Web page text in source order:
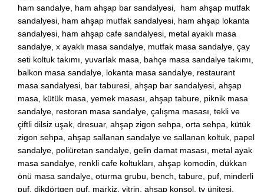
ham sandalye, ham ahşap bar sandalyesi, ham ahşap mutfak
sandalyesi, ham ahşap mutfak sandalyesi, ham ahşap lokanta
sandalyesi, ham ahşap cafe sandalyesi, metal ayaklı masa
sandalye, x ayaklı masa sandalye, mutfak masa sandalye, çay
seti koltuk takımı, yuvarlak masa, bahçe masa sandalye takımı,
balkon masa sandalye, lokanta masa sandalye, restaurant
masa sandalyesi, bar taburesi, ahşap bar sandalyesi, ahşap
masa, kütük masa, yemek masası, ahşap tabure, piknik masa
sandalye, restoran masa sandalye, çalışma masası, tekli ve
çiftli dilsiz uşak, dresuar, ahşap zigon sehpa, orta sehpa, kütük
zigon sehpa, ahşap sallanan sandalye ve sallanan koltuk, papel
sandalye, poliüretan sandalye, gelin damat masası, metal ayak
masa sandalye, renkli cafe koltukları, ahşap komodin, dükkan
önü masa sandalye, oturma grubu, bench, tabure, puf, minderli
puf, dikdörtgen puf, markiz, vitrin, ahşap konsol, tv ünitesi,